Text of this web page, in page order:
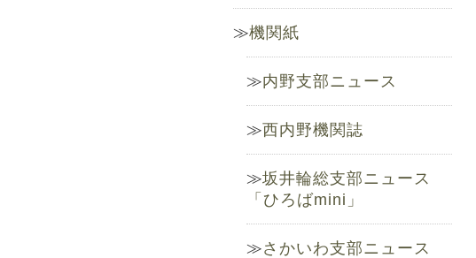
機関紙
内野支部ニュース
西内野機関誌
坂井輪総支部ニュース
「ひろばmini」
さかいわ支部ニュース